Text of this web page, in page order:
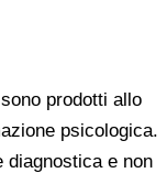
prodotti allo
psicologica.
diagnostica e non